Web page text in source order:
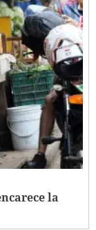
la